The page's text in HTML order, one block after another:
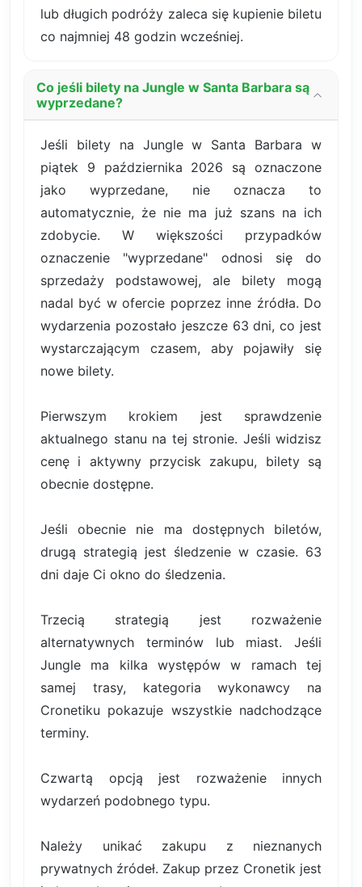
lub długich podróży zaleca się kupienie biletu
co najmniej 48 godzin wcześniej.
Co jeśli bilety na Jungle w Santa Barbara są
wyprzedane?
Jeśli bilety na Jungle w Santa Barbara w
piątek 9 października 2026 są oznaczone
jako wyprzedane, nie oznacza to
automatycznie, że nie ma już szans na ich
zdobycie. W większości przypadków
oznaczenie "wyprzedane" odnosi się do
sprzedaży podstawowej, ale bilety mogą
nadal być w ofercie poprzez inne źródła. Do
wydarzenia pozostało jeszcze 63 dni, co jest
wystarczającym czasem, aby pojawiły się
nowe bilety.
Pierwszym krokiem jest sprawdzenie
aktualnego stanu na tej stronie. Jeśli widzisz
cenę i aktywny przycisk zakupu, bilety są
obecnie dostępne.
Jeśli obecnie nie ma dostępnych biletów,
drugą strategią jest śledzenie w czasie. 63
dni daje Ci okno do śledzenia.
Trzecią strategią jest rozważenie
alternatywnych terminów lub miast. Jeśli
Jungle ma kilka występów w ramach tej
samej trasy, kategoria wykonawcy na
Cronetiku pokazuje wszystkie nadchodzące
terminy.
Czwartą opcją jest rozważenie innych
wydarzeń podobnego typu.
Należy unikać zakupu z nieznanych
prywatnych źródeł. Zakup przez Cronetik jest